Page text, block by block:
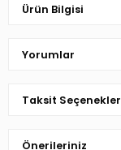
Ürün Bilgisi
Yorumlar
Taksit
Önerileriniz